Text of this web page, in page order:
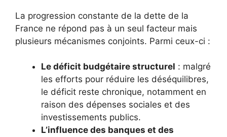
La progression constante de la dette de la
France ne répond pas à un seul facteur mais
plusieurs mécanismes conjoints. Parmi ceux-ci :
Le déficit budgétaire structurel : malgré
les efforts pour réduire les déséquilibres,
le déficit reste chronique, notamment en
raison des dépenses sociales et des
investissements publics.
L’influence des banques et des